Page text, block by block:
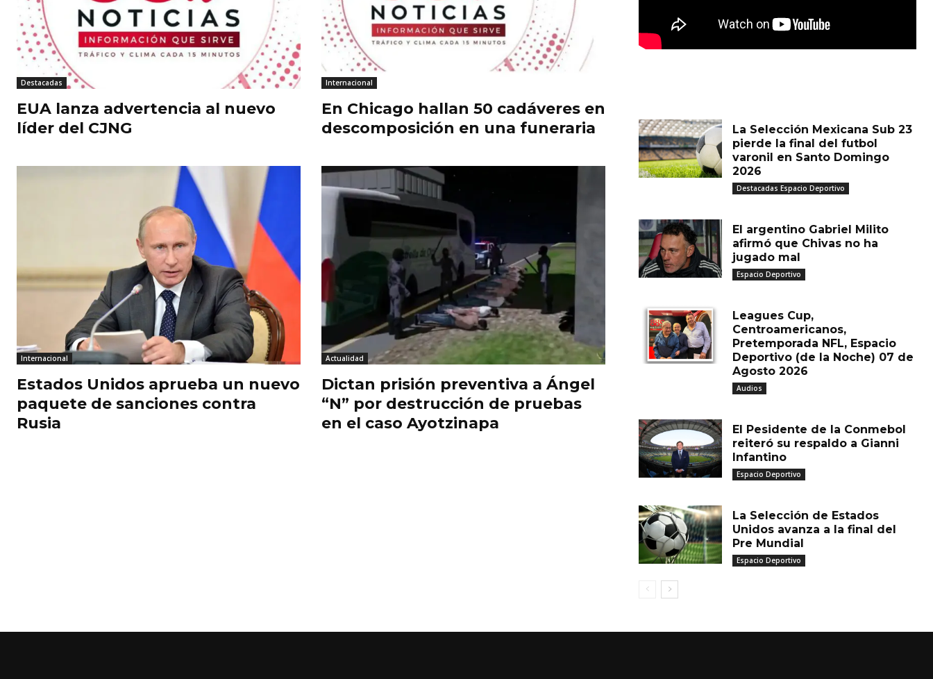
Destacadas
EUA lanza advertencia al nuevo
líder del CJNG
Internacional
En Chicago hallan 50 cadáveres en
descomposición en una funeraria
Internacional
Estados Unidos aprueba un nuevo
paquete de sanciones contra
Rusia
Actualidad
Dictan prisión preventiva a Ángel
“N” por destrucción de pruebas
en el caso Ayotzinapa
La Selección Mexicana Sub 23
pierde la final del futbol
varonil en Santo Domingo
2026
Destacadas Espacio Deportivo
El argentino Gabriel Milito
afirmó que Chivas no ha
jugado mal
Espacio Deportivo
Leagues Cup,
Centroamericanos,
Pretemporada NFL, Espacio
Deportivo (de la Noche) 07 de
Agosto 2026
Audios
El Pesidente de la Conmebol
reiteró su respaldo a Gianni
Infantino
Espacio Deportivo
La Selección de Estados
Unidos avanza a la final del
Pre Mundial
Espacio Deportivo